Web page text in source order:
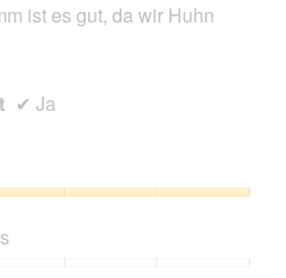
ist es gut, da wir Huhn
✔ Ja